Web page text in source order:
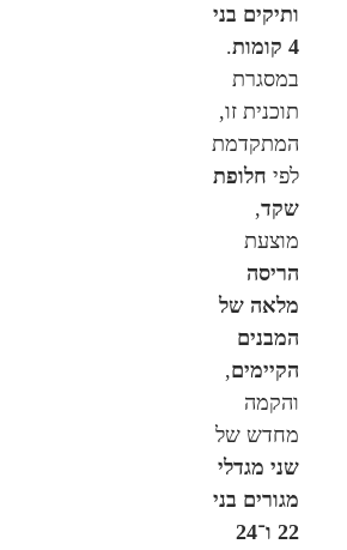
ותיקים בני
4 קומות
.
במסגרת
תוכנית זו,
המתקדמת
לפי חלופת
שקד,
מוצעת
הריסה
מלאה של
המבנים
הקיימים,
והקמה
מחדש של
שני מגדלי
מגורים בני
22 ו־24